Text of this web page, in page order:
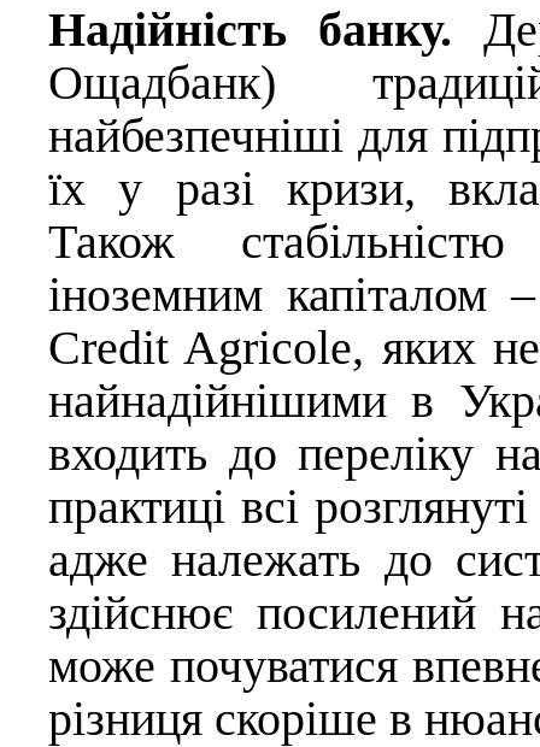
Надійність банку.
Ощадбанк)
найбезпечніші для
їх у разі кризи,
Також
іноземним капіталом
Credit Agricole, яких
найнадійнішими в
входить до переліку
практиці всі
адже належать до
здійснює посилений
може почуватися
різниця скоріше в